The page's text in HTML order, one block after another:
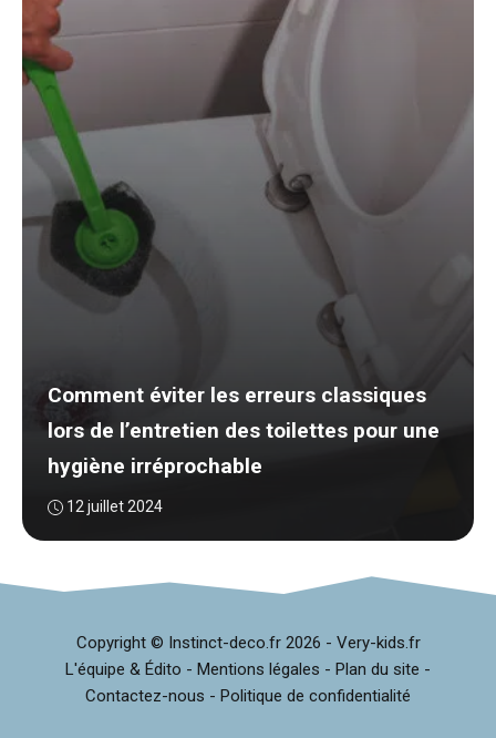
Comment éviter les erreurs classiques
lors de l’entretien des toilettes pour une
hygiène irréprochable
12 juillet 2024
Copyright © Instinct-deco.fr 2026 - Very-kids.fr
L'équipe & Édito - Mentions légales - Plan du site -
Contactez-nous - Politique de confidentialité